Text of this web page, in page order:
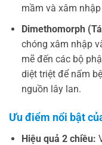
mầm và xâm
Dimethomorph
chóng xâm nhập
mẽ đến các bộ
diệt triệt để nấm
nguồn lây lan.
Ưu điểm nổi bật
Hiệu quả 2 chiều: